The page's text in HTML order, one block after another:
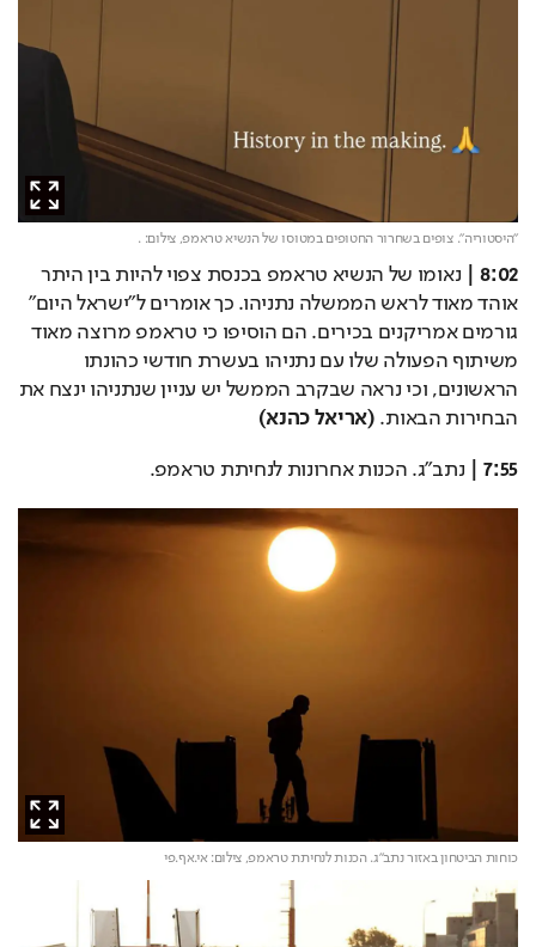
"היסטוריה". צופים בשחרור החטופים במטוסו של הנשיא טראמפ,צילום: .
8:02 |
הבחירות הבאות. (אריאל כהנא)
7:55 | נתב"ג. הכנות אחרונות לנחיתת טראמפ.
כוחות הביטחון באזור נתב"ג. הכנות לנחיתת טראמפ, צילום: אי.אף.פי